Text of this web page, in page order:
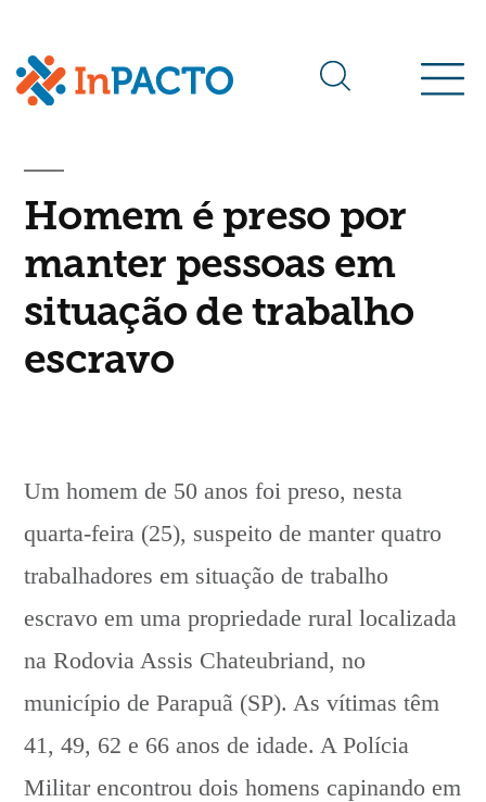
fazendas
Homem é preso por
manter pessoas em
situação de trabalho
escravo
Um homem de 50 anos foi preso, nesta
quarta-feira (25), suspeito de manter quatro
trabalhadores em situação de trabalho
escravo em uma propriedade rural localizada
na Rodovia Assis Chateubriand, no
município de Parapuã (SP). As vítimas têm
41, 49, 62 e 66 anos de idade. A Polícia
Militar encontrou dois homens capinando em